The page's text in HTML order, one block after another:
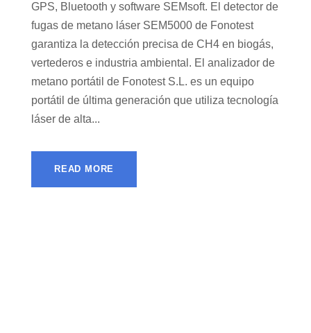
GPS, Bluetooth y software SEMsoft. El detector de
fugas de metano láser SEM5000 de Fonotest
garantiza la detección precisa de CH4 en biogás,
vertederos e industria ambiental. El analizador de
metano portátil de Fonotest S.L. es un equipo
portátil de última generación que utiliza tecnología
láser de alta...
READ MORE